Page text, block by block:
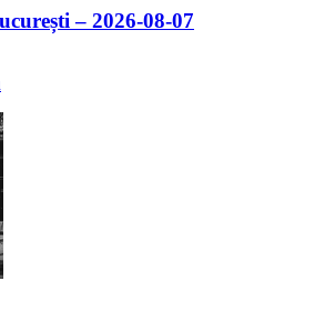
– 2026-08-07